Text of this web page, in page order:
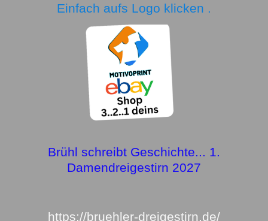
Einfach aufs Logo klicken .
Brühl schreibt Geschichte... 1.
Damendreigestirn 2027
https://bruehler-dreigestirn.de/